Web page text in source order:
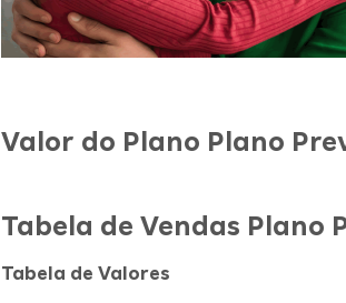
Valor do Plano Plano
Tabela de Vendas Plano
Tabela de Valores